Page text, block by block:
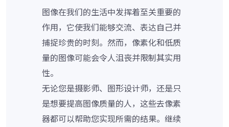
图像在我们的生活中发挥着至关重要的
作用，它使我们能够交流、表达自己并
捕捉珍贵的时刻。然而，像素化和低质
量的图像可能会令人沮丧并限制其实用
性。
无论您是摄影师、图形设计师，还是只
是想要提高图像质量的人，这些去像素
器都可以帮助您实现所需的结果。继续